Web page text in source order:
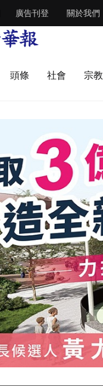
廣告刊登 關於我們
頭條 社會 宗教